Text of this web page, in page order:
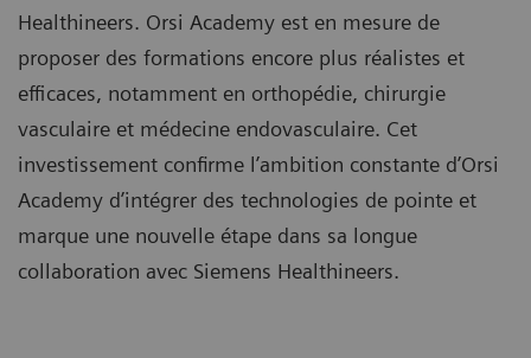
Healthineers. Orsi Academy est en mesure de
proposer des formations encore plus réalistes et
efficaces, notamment en orthopédie, chirurgie
vasculaire et médecine endovasculaire. Cet
investissement confirme l’ambition constante d’Orsi
Academy d’intégrer des technologies de pointe et
marque une nouvelle étape dans sa longue
collaboration avec Siemens Healthineers.